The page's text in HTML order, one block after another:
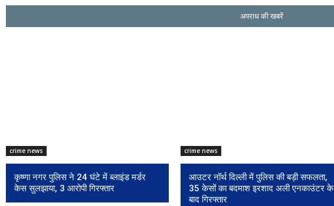
अपराध की खबरें
crime news
कृष्णा नगर पुलिस ने 24 घंटे में ब्लाइंड मर्डर
केस सुलझाया, 3 आरोपी गिरफ्तार
crime news
आउटर नॉर्थ दिल्ली में पुलिस की बड़ी सफलता,
35 केसों का बदमाश इरशाद अली एनकाउंटर के
बाद गिरफ्तार